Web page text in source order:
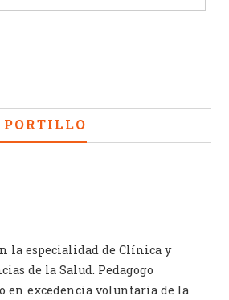
la especialidad de Clínica y
de la Salud. Pedagogo
en excedencia voluntaria de la